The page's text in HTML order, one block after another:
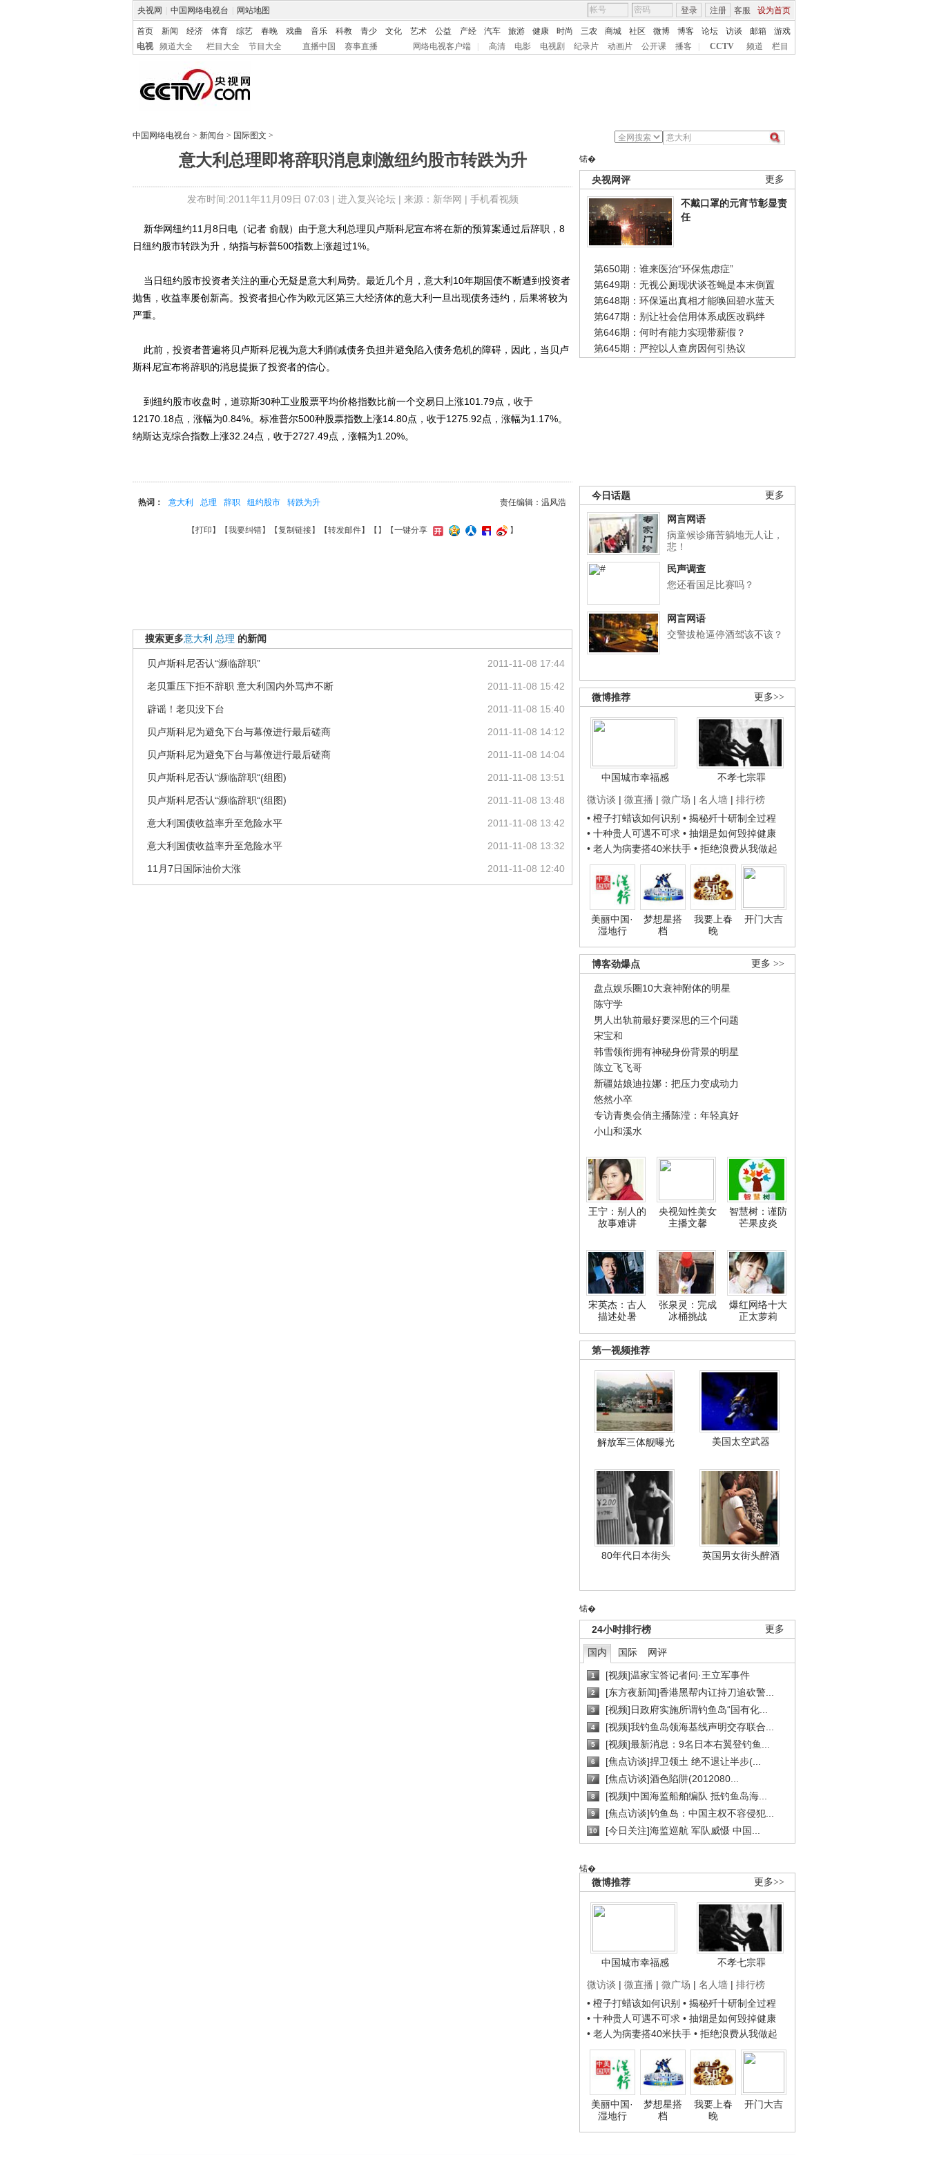
央视网 中国网络电视台 网站地图 客服 设为首页
登录 注册
首页 新闻 经济 体育 综艺 春晚 戏曲 音乐 科教 青少 文化 艺术 公益 产经 汽车 旅游 健康 时尚 三农 商城 社区 微博 博客 论坛 访谈 邮箱
游戏
电视
频道大全 栏目大全 节目大全 直播中国 赛事直播 网络电视客户端 高清 电影 电视剧 纪录片 动画片 公开课 播客 CCTV 频道 栏目
中国网络电视台 > 新闻台 > 国际图文 >
意大利总理即将辞职消息刺激纽约股市转跌为升
发布时间:2011年11月09日 07:03 | 进入复兴论坛| 来源：新华网 | 手机看视频
锘�
更多
央视网评
不戴口罩的元宵节彰显责
任
第650期：谁来医治“环保焦虑症”
第649期：无视公厕现状谈苍蝇是本末倒置
第648期：环保逼出真相才能唤回碧水蓝天
第647期：别让社会信用体系成医改羁绊
第646期：何时有能力实现带薪假？
第645期：严控以人查房因何引热议
更多
今日话题
网言网语
病童候诊痛苦躺地无人让，
悲！
民声调查
您还看国足比赛吗？
网言网语
交警拔枪逼停酒驾该不该？
更多>>
微博推荐
中国城市幸福感
不孝七宗罪
微访谈 | 微直播 | 微广场 | 名人墙 | 排行榜
• 橙子打蜡该如何识别 • 揭秘歼十研制全过程
• 十种贵人可遇不可求 • 抽烟是如何毁掉健康
• 老人为病妻搭40米扶手 • 拒绝浪费从我做起
美丽中国·
湿地行
梦想星搭
档
我要上春
晚
开门大吉
更多 >>
博客劲爆点
盘点娱乐圈10大衰神附体的明星
陈守学
男人出轨前最好要深思的三个问题
宋宝和
韩雪领衔拥有神秘身份背景的明星
陈立飞飞哥
新疆姑娘迪拉娜：把压力变成动力
悠然小卒
专访青奥会俏主播陈滢：年轻真好
小山和溪水
王宁：别人的
故事难讲
央视知性美女
主播文馨
智慧树：谨防
芒果皮炎
宋英杰：古人
描述处暑
张泉灵：完成
冰桶挑战
爆红网络十大
正太萝莉
第一视频推荐
解放军三体舰曝光 美国太空武器
80年代日本街头 英国男女街头醉酒
锘�
更多
24小时排行榜
国内 国际 网评
1 [视频]温家宝答记者问·王立军事件
2 [东方夜新闻]香港黑帮内讧持刀追砍警...
3 [视频]日政府实施所谓钓鱼岛“国有化...
4 [视频]我钓鱼岛领海基线声明交存联合...
5 [视频]最新消息：9名日本右翼登钓鱼...
6 [焦点访谈]捍卫领土 绝不退让半步(...
7 [焦点访谈]酒色陷阱(2012080...
8 [视频]中国海监船舶编队 抵钓鱼岛海...
9 [焦点访谈]钓鱼岛：中国主权不容侵犯...
10 [今日关注]海监巡航 军队威慑 中国...
锘�
更多>>
微博推荐
中国城市幸福感
不孝七宗罪
微访谈 | 微直播 | 微广场 | 名人墙 | 排行榜
• 橙子打蜡该如何识别 • 揭秘歼十研制全过程
• 十种贵人可遇不可求 • 抽烟是如何毁掉健康
• 老人为病妻搭40米扶手 • 拒绝浪费从我做起
美丽中国·
湿地行
梦想星搭
档
我要上春
晚
开门大吉
新华网纽约11月8日电（记者 俞靓）由于意大利总理贝卢斯科尼宣布将在新的预算案通过后辞职，8
日纽约股市转跌为升，纳指与标普500指数上涨超过1%。
当日纽约股市投资者关注的重心无疑是意大利局势。最近几个月，意大利10年期国债不断遭到投资者
抛售，收益率屡创新高。投资者担心作为欧元区第三大经济体的意大利一旦出现债务违约，后果将较为
严重。
此前，投资者普遍将贝卢斯科尼视为意大利削减债务负担并避免陷入债务危机的障碍，因此，当贝卢
斯科尼宣布将辞职的消息提振了投资者的信心。
到纽约股市收盘时，道琼斯30种工业股票平均价格指数比前一个交易日上涨101.79点，收于
12170.18点，涨幅为0.84%。标准普尔500种股票指数上涨14.80点，收于1275.92点，涨幅为1.17%。
纳斯达克综合指数上涨32.24点，收于2727.49点，涨幅为1.20%。
责任编辑：温风浩
热词： 意大利 总理 辞职 纽约股市 转跌为升
【打印 】【我要纠错】【复制链接】【转发邮件】【 】 【一键分享 】
搜索更多意大利 总理 的新闻
2011-11-08 17:44
贝卢斯科尼否认“濒临辞职”
2011-11-08 15:42
老贝重压下拒不辞职 意大利国内外骂声不断
2011-11-08 15:40
辟谣！老贝没下台
2011-11-08 14:12
贝卢斯科尼为避免下台与幕僚进行最后磋商
2011-11-08 14:04
贝卢斯科尼为避免下台与幕僚进行最后磋商
2011-11-08 13:51
贝卢斯科尼否认“濒临辞职“(组图)
2011-11-08 13:48
贝卢斯科尼否认“濒临辞职“(组图)
2011-11-08 13:42
意大利国债收益率升至危险水平
2011-11-08 13:32
意大利国债收益率升至危险水平
2011-11-08 12:40
11月7日国际油价大涨